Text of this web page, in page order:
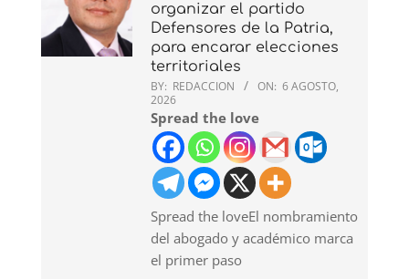
organizar el partido
Defensores de la Patria,
para encarar elecciones
territoriales
BY: REDACCION ON: 6 AGOSTO,
2026
Spread the love
Spread the loveEl nombramiento
del abogado y académico marca
el primer paso